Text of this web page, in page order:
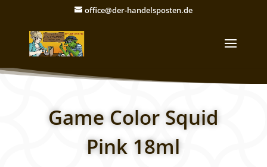
office@der-handelsposten.de
Game Color Squid
Pink 18ml